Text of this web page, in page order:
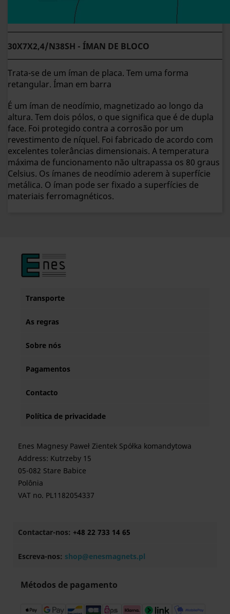
30X7X2,4/N38SH - ÍMAN DE BLOCO
Trata-se de um íman de placa. Tem uma forma
retangular. Íman em barra
É um íman de neodímio, magnetizado ao longo da
altura. Tem dois pólos, o que significa que é de dupla
face. Foi protegido contra a corrosão por um
revestimento de níquel. Foi fabricado de acordo com
excelentes tolerâncias dimensionais. A temperatura
máxima de funcionamento não ultrapassa os 80 graus
Celsius. Os ímanes de neodímio aderem à superfície
metálica. O íman pode ser fixado a superfícies de
materiais ferromagnéticos.
Transporte
As regras
Sobre nós
Pagamentos
Contacto
Política de privacidade
Enes Magnesy Paweł Zientek Spółka komandytowa
Address: Kutrzeby 15
05-082 Stare Babice
Polônia
VAT no. PL1182054337
Contactar-nos: +48 22 733 14 65
Escreva-nos: shop@enesmagnets.pl
Métodos de pagamento